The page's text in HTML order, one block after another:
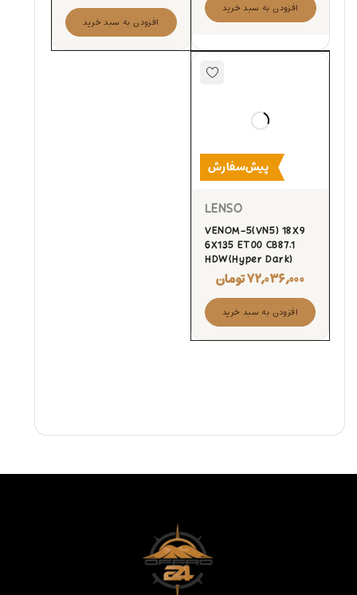
افزودن به سبد خرید
افزودن به سبد خرید
پیش‌سفارش
LENSO
VENOM-5(VN5) 18X9
6X135 ET00 CB87.1
HDW(Hyper Dark)
۷۲,۰۳۶,۰۰۰تومان
افزودن به سبد خرید